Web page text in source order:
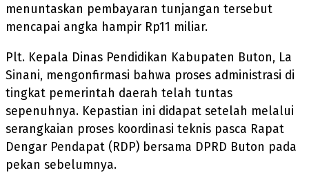
menuntaskan pembayaran tunjangan tersebut
mencapai angka hampir Rp11 miliar.
Plt. Kepala Dinas Pendidikan Kabupaten Buton, La
Sinani, mengonfirmasi bahwa proses administrasi di
tingkat pemerintah daerah telah tuntas
sepenuhnya. Kepastian ini didapat setelah melalui
serangkaian proses koordinasi teknis pasca Rapat
Dengar Pendapat (RDP) bersama DPRD Buton pada
pekan sebelumnya.